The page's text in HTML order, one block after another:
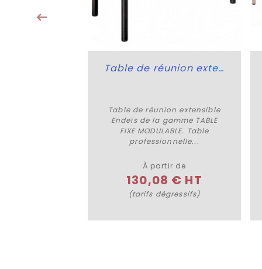
€ HT
Plus de détails
Table de réunion extensible Endeïs
Table de réunion extensible
Endeïs de la gamme TABLE
FIXE MODULABLE. Table
professionnelle...
À partir de
130,08 € HT
(tarifs dégressifs)